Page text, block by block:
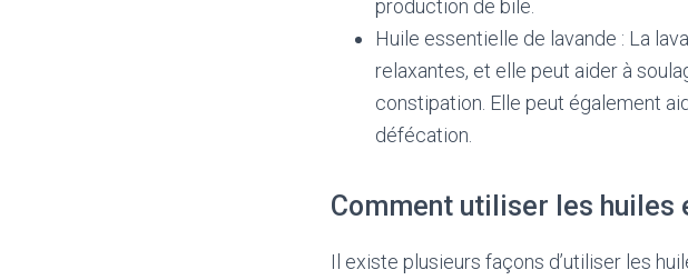
production de bile.
Huile essentielle de lavande : La
relaxantes, et elle peut aider à
constipation. Elle peut également
défécation.
Comment utiliser les
Il existe plusieurs façons d’utiliser les